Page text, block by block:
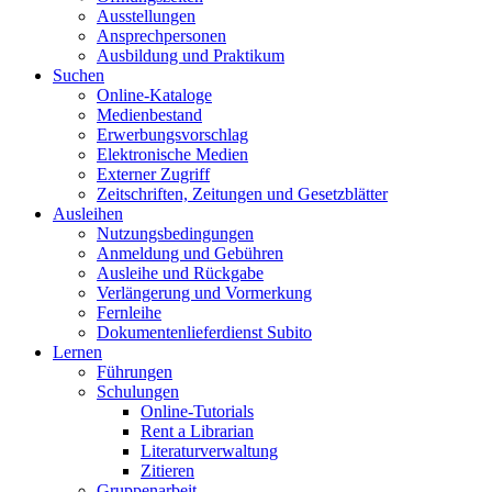
Ausstellungen
Ansprechpersonen
Ausbildung und Praktikum
Suchen
Online-Kataloge
Medienbestand
Erwerbungsvorschlag
Elektronische Medien
Externer Zugriff
Zeitschriften, Zeitungen und Gesetzblätter
Ausleihen
Nutzungsbedingungen
Anmeldung und Gebühren
Ausleihe und Rückgabe
Verlängerung und Vormerkung
Fernleihe
Dokumentenlieferdienst Subito
Lernen
Führungen
Schulungen
Online-Tutorials
Rent a Librarian
Literaturverwaltung
Zitieren